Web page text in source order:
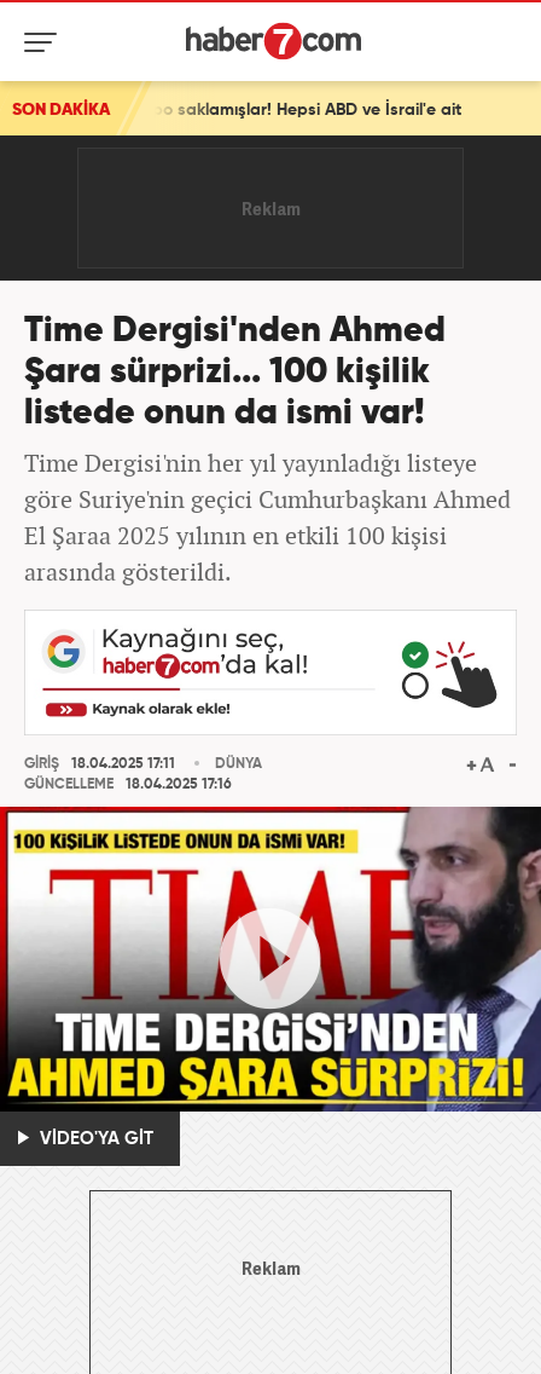
SON DAKİKA
saklamışlar! Hepsi ABD ve İsrail'e ait
Time Dergisi'nden Ahmed
Şara sürprizi... 100 kişilik
listede onun da ismi var!
Time Dergisi'nin her yıl yayınladığı listeye
göre Suriye'nin geçici Cumhurbaşkanı Ahmed
El Şaraa 2025 yılının en etkili 100 kişisi
arasında gösterildi.
GİRİŞ
18.04.2025 17:11
GÜNCELLEME
18.04.2025 17:16
DÜNYA
VİDEO'YA GİT